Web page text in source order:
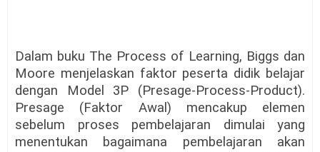
Dalam buku The Process of Learning, Biggs dan
Moore menjelaskan faktor peserta didik belajar
dengan Model 3P (Presage-Process-Product).
Presage (Faktor Awal) mencakup elemen
sebelum proses pembelajaran dimulai yang
menentukan bagaimana pembelajaran akan